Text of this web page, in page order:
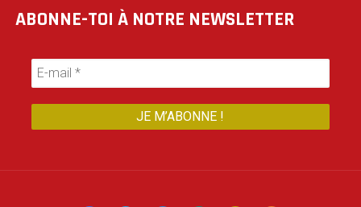
ABONNE-TOI À NOTRE NEWSLETTER